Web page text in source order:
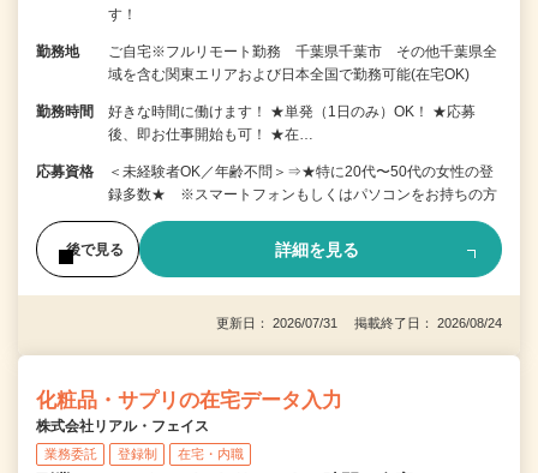
す！
勤務地
ご自宅※フルリモート勤務 千葉県千葉市 その他千葉県全
域を含む関東エリアおよび日本全国で勤務可能(在宅OK)
勤務時間
好きな時間に働けます！ ★単発（1日のみ）OK！ ★応募
後、即お仕事開始も可！ ★在…
応募資格
＜未経験者OK／年齢不問＞⇒★特に20代〜50代の女性の登
録多数★ ※スマートフォンもしくはパソコンをお持ちの方
後で見る 詳細を見る
更新日： 2026/07/31 掲載終了日： 2026/08/24
化粧品・サプリの在宅データ入力
株式会社リアル・フェイス
業務委託 登録制 在宅・内職